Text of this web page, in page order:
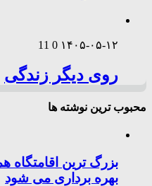
۱۴۰۵-۰۵-۱۲ 0
11
روی دیگر زندگی
محبوب ترین نوشته ها
بزرگ ترین اقامتگاه
بهره برداری می شود